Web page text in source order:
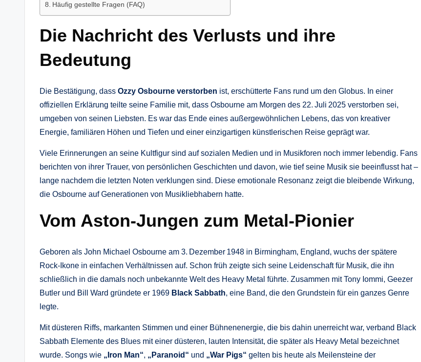
Häufig gestellte Fragen (FAQ)
Die Nachricht des Verlusts und ihre
Bedeutung
Die Bestätigung, dass Ozzy Osbourne verstorben ist, erschütterte Fans rund um den Globus. In einer
offiziellen Erklärung teilte seine Familie mit, dass Osbourne am Morgen des 22. Juli 2025 verstorben sei,
umgeben von seinen Liebsten. Es war das Ende eines außergewöhnlichen Lebens, das von kreativer
Energie, familiären Höhen und Tiefen und einer einzigartigen künstlerischen Reise geprägt war.
Viele Erinnerungen an seine Kultfigur sind auf sozialen Medien und in Musikforen noch immer lebendig. Fans
berichten von ihrer Trauer, von persönlichen Geschichten und davon, wie tief seine Musik sie beeinflusst hat –
lange nachdem die letzten Noten verklungen sind. Diese emotionale Resonanz zeigt die bleibende Wirkung,
die Osbourne auf Generationen von Musikliebhabern hatte.
Vom Aston‑Jungen zum Metal‑Pionier
Geboren als John Michael Osbourne am 3. Dezember 1948 in Birmingham, England, wuchs der spätere
Rock‑Ikone in einfachen Verhältnissen auf. Schon früh zeigte sich seine Leidenschaft für Musik, die ihn
schließlich in die damals noch unbekannte Welt des Heavy Metal führte. Zusammen mit Tony Iommi, Geezer
Butler und Bill Ward gründete er 1969 Black Sabbath, eine Band, die den Grundstein für ein ganzes Genre
legte.
Mit düsteren Riffs, markanten Stimmen und einer Bühnenenergie, die bis dahin unerreicht war, verband Black
Sabbath Elemente des Blues mit einer düsteren, lauten Intensität, die später als Heavy Metal bezeichnet
wurde. Songs wie „Iron Man“, „Paranoid“ und „War Pigs“ gelten bis heute als Meilensteine der